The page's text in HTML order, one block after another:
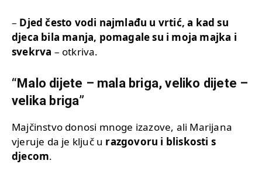
– Djed često vodi najmlađu u vrtić, a kad su
djeca bila manja, pomagale su i moja majka i
svekrva – otkriva.
“Malo dijete – mala briga, veliko dijete –
velika briga”
Majčinstvo donosi mnoge izazove, ali Marijana
vjeruje da je ključ u razgovoru i bliskosti s
djecom.